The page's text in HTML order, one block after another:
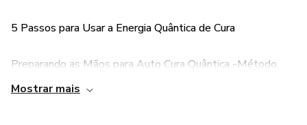
Dia para trazer Cura, Paz, Harmonia e Realizações para sua
5 Passos para Usar a Energia Quântica de Cura
Preparando as Mãos para Auto Cura Quântica -Método
Avançado de Energização
Mostrar mais